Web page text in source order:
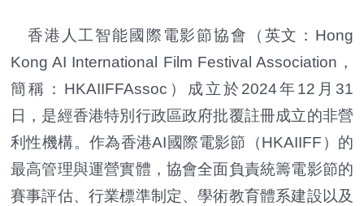
香港人工智能國際電影節協會（英文：Hong
Kong AI International Film Festival Association，
簡稱：HKAIIFFAssoc）成立於2024年12月31
日，是經香港特別行政區政府批覆註冊成立的非營
利性機構。作為香港AI國際電影節（HKAIIFF）的
最高管理與運營實體，協會全面負責統籌電影節的
賽事評估、行業標準制定、學術教育體系建設以及